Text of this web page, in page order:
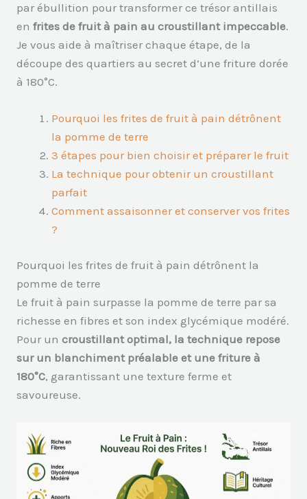
par ébullition pour transformer ce trésor antillais
enfrites de fruit à pain au croustillant impeccable.
Je vous aide à maîtriser chaque étape, de la
découpe des quartiers au secret d’une friture dorée
à 180°C.
Pourquoi les frites de fruit à pain détrônent
la pomme de terre
3 étapes pour bien choisir et préparer le fruit
La technique pour obtenir un croustillant
parfait
Comment assaisonner et conserver vos frites
?
Pourquoi les frites de fruit à pain détrônent la
pomme de terre
Le fruit à pain surpasse la pomme de terre par sa
richesse en fibres et son index glycémique modéré.
Pour uncroustillant optimal, la technique repose
sur un blanchiment préalable et une friture à
180°C, garantissant une texture ferme et
savoureuse.